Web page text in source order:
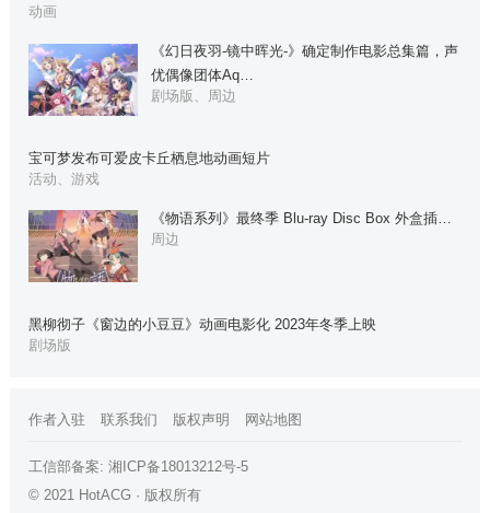
动画
《幻日夜羽-镜中晖光-》确定制作电影总集篇，声
优偶像团体Aq…
剧场版、周边
宝可梦发布可爱皮卡丘栖息地动画短片
活动、游戏
《物语系列》最终季 Blu-ray Disc Box 外盒插…
周边
黑柳彻子《窗边的小豆豆》动画电影化 2023年冬季上映
剧场版
作者入驻 联系我们 版权声明 网站地图
工信部备案: 湘ICP备18013212号-5
© 2021 HotACG · 版权所有